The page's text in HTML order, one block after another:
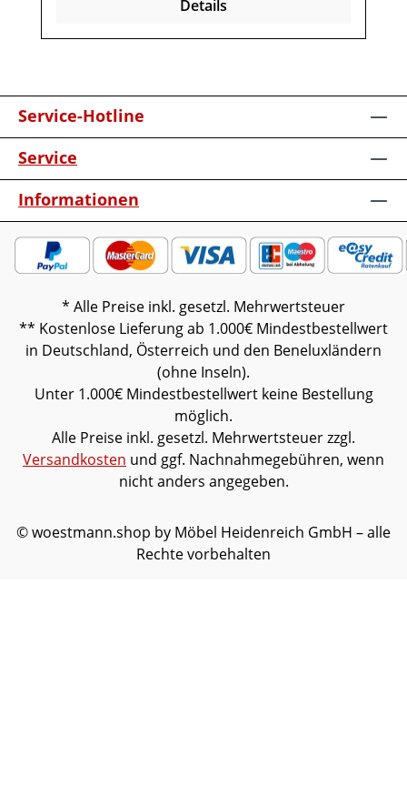
vormontiert (Restmontage kann
enthalten. Abbildung kann abweichen.
Details
Service-Hotline
Service
Informationen
* Alle Preise inkl. gesetzl. Mehrwertsteuer
** Kostenlose Lieferung ab 1.000€ Mindestbestellwert
in Deutschland, Österreich und den Beneluxländern
(ohne Inseln).
Unter 1.000€ Mindestbestellwert keine Bestellung
möglich.
Alle Preise inkl. gesetzl. Mehrwertsteuer zzgl.
Versandkosten und ggf. Nachnahmegebühren, wenn
nicht anders angegeben.
© woestmann.shop by Möbel Heidenreich GmbH – alle
Rechte vorbehalten